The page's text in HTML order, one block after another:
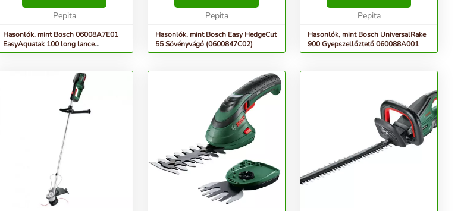
használható. Ez nagyobb
rugalmasságot ...Pepita
Hasonlók, mint Bosch 06008A7E01
EasyAquatak 100 long lance
magasnyomású mosó
kiegyensúlyozott A kis súly és
kompakt kialakítás id...
Pepita
Hasonlók, mint Bosch Easy HedgeCut
55 Sövényvágó (0600847C02)
lehetővé teszi a gyors
gyepszellőztetést a készül...
Pepita
Hasonlók, mint Bosch UniversalRake
900 Gyepszellőztető 060088A001